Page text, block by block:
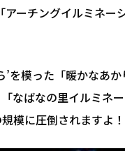
ーチングイルミネ
’を模った「暖かなあ
なばなの里イルミネ
模に圧倒されますよ！